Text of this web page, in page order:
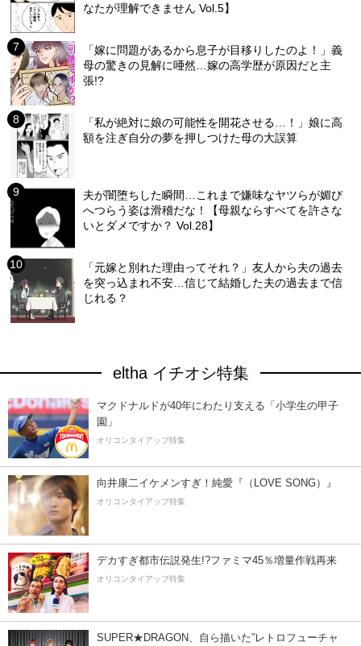
なたが理解できません Vol.5】
「嫁に問題があるから息子が目移りしたのよ！」義
母の驚きの見解に唖然…嫁の高学歴が原因だと主
張!?
「私が絶対に娘の可能性を開花させる…！」娘に高
額を注ぎ自分の夢を押しつけた母の大誤算
夫が闇堕ちした瞬間…これまで嫌味なヤツらが媚び
へつらう姿は滑稽だな！【母親ならすべてを許さな
いとダメですか？ Vol.28】
「元嫁と別れた理由ってそれ？」友人から夫の過去
を突っ込まれ不安…信じて結婚した夫の過去まで信
じれる？
eltha イチオシ特集
マクドナルドが40年にわたり支える「小学生の甲子
園」
オリコンタイアップ特集
向井康二イケメンすぎ！純愛『（LOVE SONG）』
オリコンタイアップ特集
デカすぎ都市伝説発生!?ファミマ45％増量作戦再来
オリコンタイアップ特集
SUPER★DRAGON、自ら描いた”レトロフューチャ